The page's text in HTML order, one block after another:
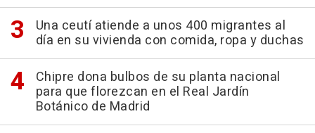
Una ceutí atiende a unos 400 migrantes al
día en su vivienda con comida, ropa y duchas
Chipre dona bulbos de su planta nacional
para que florezcan en el Real Jardín
Botánico de Madrid